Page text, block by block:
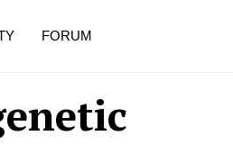
FORUM